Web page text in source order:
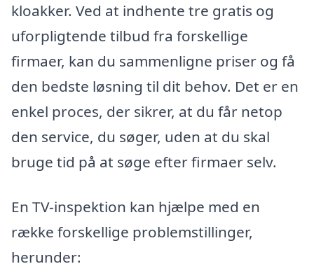
kloakker. Ved at indhente tre gratis og
uforpligtende tilbud fra forskellige
firmaer, kan du sammenligne priser og få
den bedste løsning til dit behov. Det er en
enkel proces, der sikrer, at du får netop
den service, du søger, uden at du skal
bruge tid på at søge efter firmaer selv.
En TV-inspektion kan hjælpe med en
række forskellige problemstillinger,
herunder: